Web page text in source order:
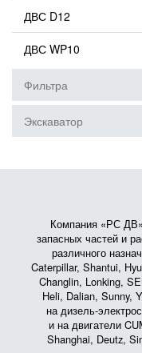
ДВС D12
ДВС WP10
Фильтра
Экскаватор
Компания «РС
запасных частей и
различного
Caterpillar, Shantui,
Changlin, Lonking,
Heli, Dalian, Sunny,
на дизель-
и на двигатели
Shanghai, Deutz,